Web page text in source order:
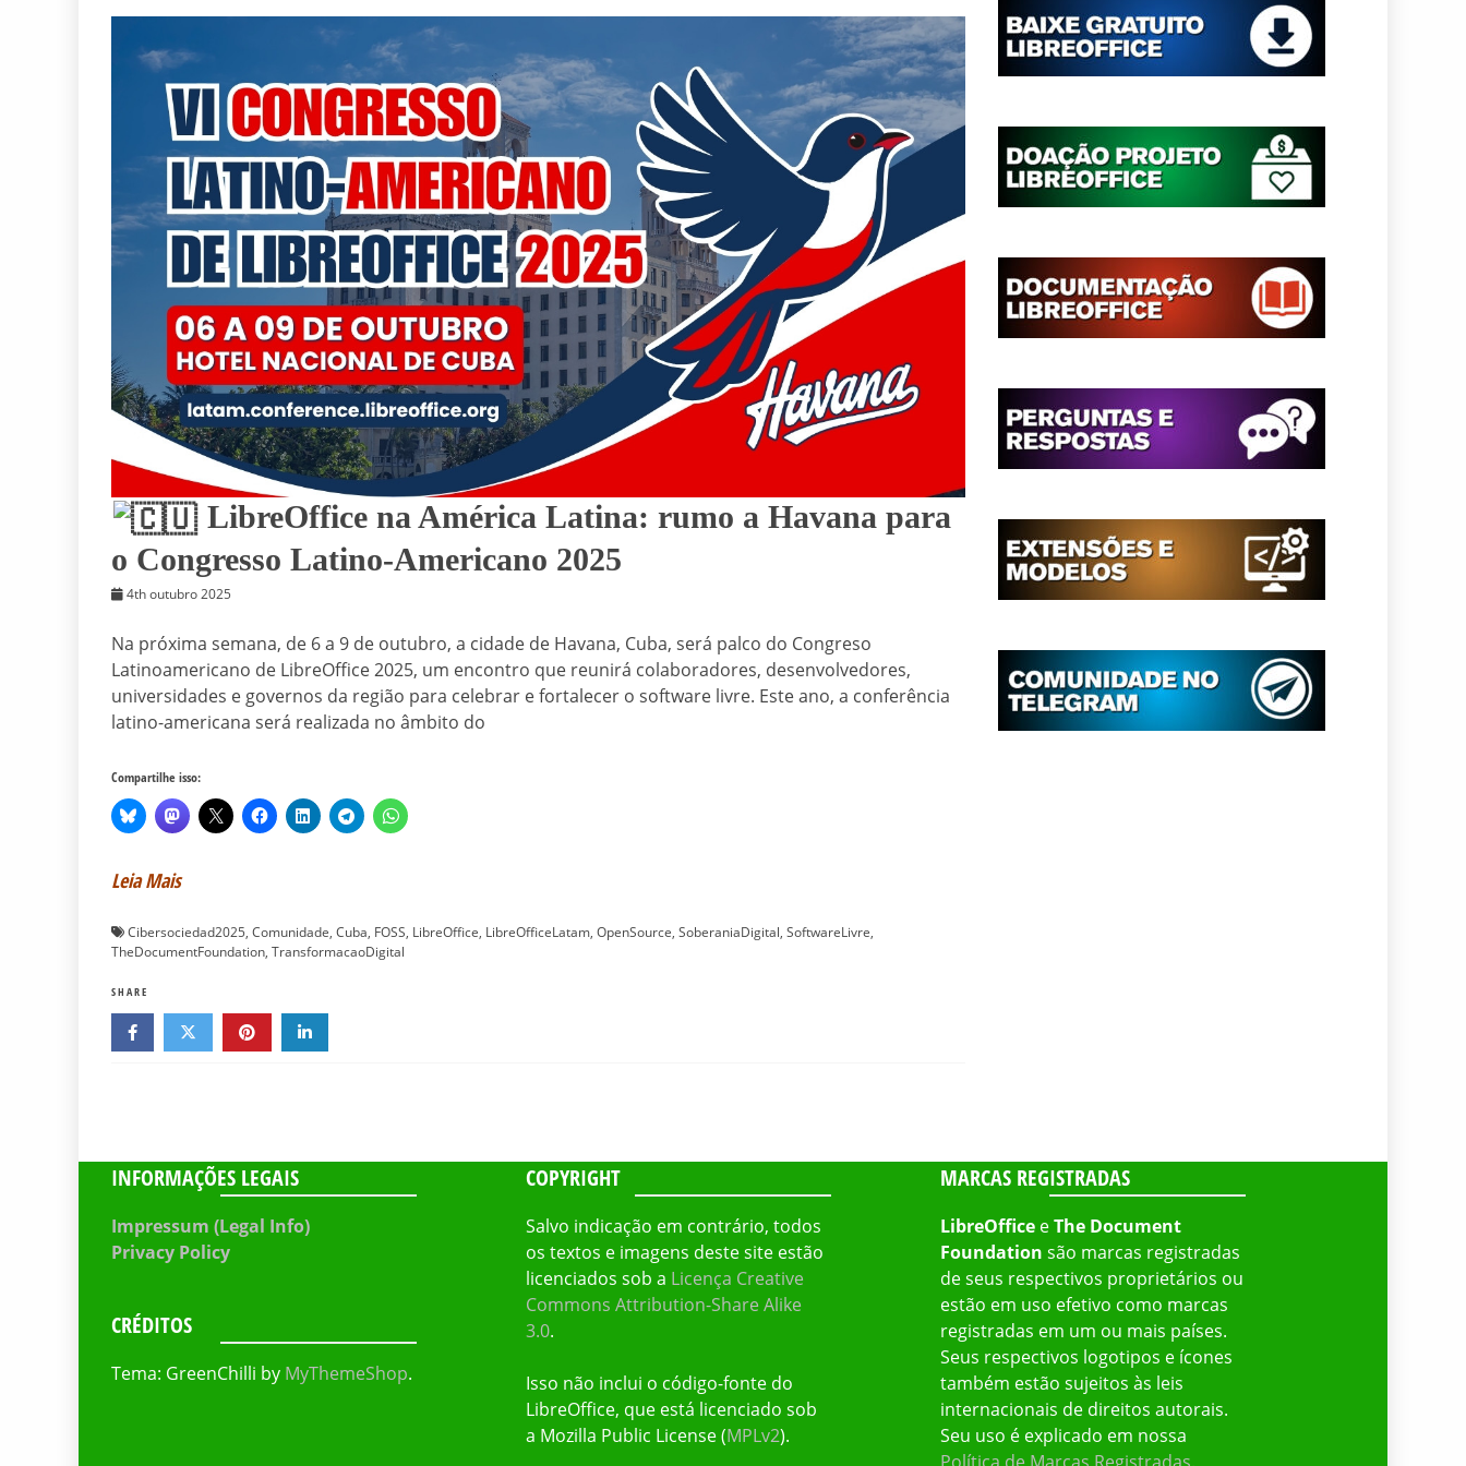
LibreOffice na América Latina: rumo a Havana para
o Congresso Latino-Americano 2025
4th outubro 2025
Na próxima semana, de 6 a 9 de outubro, a cidade de Havana, Cuba, será palco do Congreso
Latinoamericano de LibreOffice 2025, um encontro que reunirá colaboradores, desenvolvedores,
universidades e governos da região para celebrar e fortalecer o software livre. Este ano, a conferência
latino-americana será realizada no âmbito do
Compartilhe isso:
Leia Mais
Cibersociedad2025, Comunidade, Cuba, FOSS, LibreOffice, LibreOfficeLatam, OpenSource, SoberaniaDigital, SoftwareLivre,
TheDocumentFoundation, TransformacaoDigital
SHARE
INFORMAÇÕES LEGAIS
Impressum (Legal Info)
Privacy Policy
CRÉDITOS
Tema: GreenChilli by MyThemeShop.
COPYRIGHT
Salvo indicação em contrário, todos
os textos e imagens deste site estão
licenciados sob a Licença Creative
Commons Attribution-Share Alike
3.0.
Isso não inclui o código-fonte do
LibreOffice, que está licenciado sob
a Mozilla Public License (MPLv2).
MARCAS REGISTRADAS
LibreOfficeeThe Document
Foundation são marcas registradas
de seus respectivos proprietários ou
estão em uso efetivo como marcas
registradas em um ou mais países.
Seus respectivos logotipos e ícones
também estão sujeitos às leis
internacionais de direitos autorais.
Seu uso é explicado em nossa